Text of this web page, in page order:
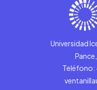
Universidad
Teléfono: